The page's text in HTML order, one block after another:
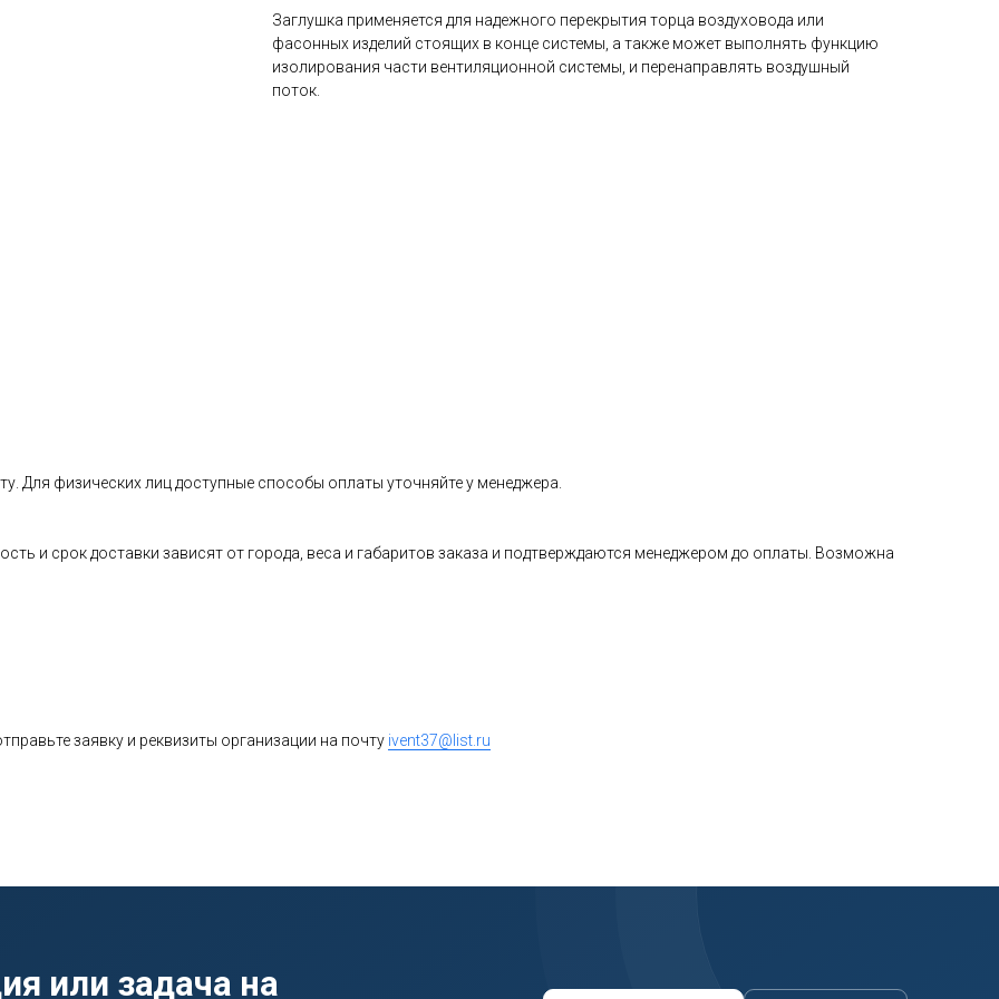
Заглушка применяется для надежного перекрытия торца воздуховода или
фасонных изделий стоящих в конце системы, а также может выполнять функцию
изолирования части вентиляционной системы, и перенаправлять воздушный
поток.
Для физических лиц доступные способы оплаты уточняйте у менеджера.
и срок доставки зависят от города, веса и габаритов заказа и подтверждаются менеджером до оплаты. Возможна
заявку и реквизиты организации на почту ivent37@list.ru
или задача на